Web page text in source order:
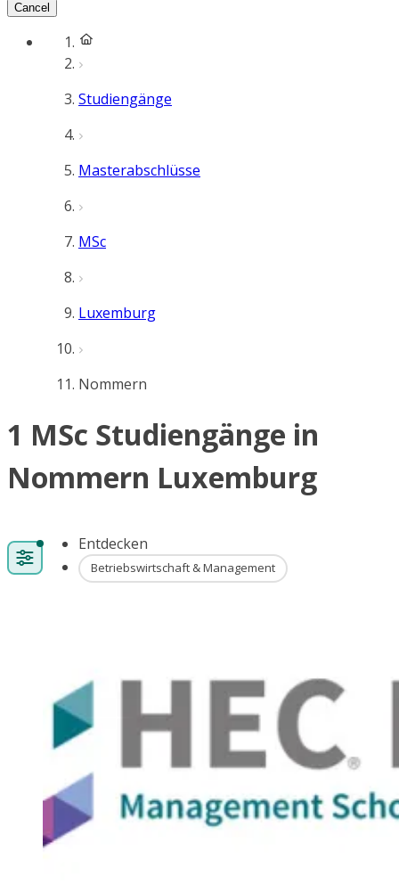
Cancel
Studiengänge
Masterabschlüsse
MSc
Luxemburg
Nommern
1 MSc Studiengänge in
Nommern Luxemburg
Entdecken
Betriebswirtschaft & Management